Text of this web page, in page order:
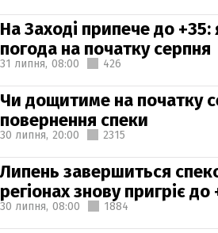
На Заході припече до
погода на початку серпня
31 липня, 08:00 426
Чи дощитиме на початку
повернення спеки
30 липня, 20:00 2315
Липень завершиться
регіонах знову пригріє до
30 липня, 08:00 1884